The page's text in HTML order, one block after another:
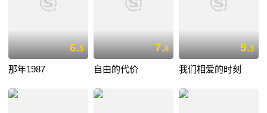
6.5
那年1987
7.8
自由的代价
5.3
我们相爱的时刻